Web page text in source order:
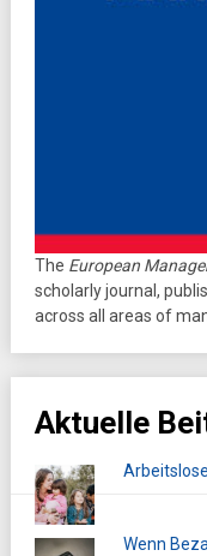
The European
scholarly journal,
across all areas of
Aktuelle
Wenn